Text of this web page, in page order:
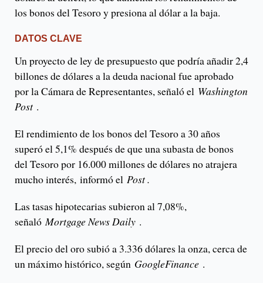
los bonos del Tesoro y presiona al dólar a la baja.
DATOS CLAVE
Un proyecto de ley de presupuesto que podría añadir 2,4
billones de dólares a la deuda nacional fue aprobado
por la Cámara de Representantes, señaló el Washington
Post .
El rendimiento de los bonos del Tesoro a 30 años
superó el 5,1% después de que una subasta de bonos
del Tesoro por 16.000 millones de dólares no atrajera
mucho interés, informó el Post .
Las tasas hipotecarias subieron al 7,08%,
señalóMortgage News Daily .
El precio del oro subió a 3.336 dólares la onza, cerca de
un máximo histórico, según GoogleFinance .